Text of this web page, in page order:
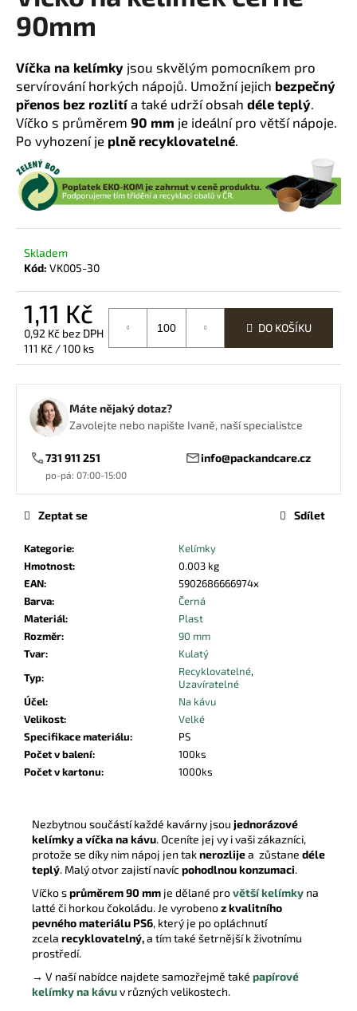
Nezbytnou součástí každé kavárny jsou jednorázové
kelímky a víčka na kávu. Oceníte jej vy i vaši zákazníci,
protože se díky nim nápoj jen taknerozlijea zůstane déle
teplý. Malý otvor zajistí navícpohodlnou konzumaci.
Víčko sprůměrem 90 mm je dělané provětší kelímky na
latté či horkou čokoládu. Je vyrobenoz kvalitního
pevného materiálu PS6, který je po opláchnutí
zcela recyklovatelný,a tím také šetrnější k životnímu
prostředí.
→ V naší nabídce najdete samozřejmě také papírové
kelímky na kávuv různých velikostech.
90mm
Víčka na kelímky jsou skvělým pomocníkem pro
servírování horkých nápojů. Umožní jejich bezpečný
přenos bez rozlitía také udrží obsah déle teplý
Víčko s průměrem 90 mm je ideální pro větší nápoje.
Po vyhození je plně recyklovatelné
Skladem
Kód: VK005-30
1,11 Kč
0,92 Kč bez DPH
Měrná
cena:
111 Kč / 100 ks
DO KOŠÍKU
Máte nějaký dotaz?
Zavolejte nebo napište Ivaně, naší specialistce
731 911 251
po-pá: 07:00-15:00
info@packandcare.cz
Kategorie:
Kelímky
Hmotnost:
0.003 kg
EAN:
5902686666974x
Barva:
Černá
Materiál:
Plast
Rozměr:
90 mm
Tvar:
Kulatý
Typ: Recyklovatelné,
Uzavíratelné
Účel:
Na kávu
Velikost:
Velké
Specifikace materiálu:
PS
Počet v balení:
100ks
Počet v kartonu: 1000ks
Zeptat se Sdílet
a
j
í
t
?
HLEDAT
D
o
p
o
u
č
u
DŘEVĚNÁ
VIDLIČKA
Kč